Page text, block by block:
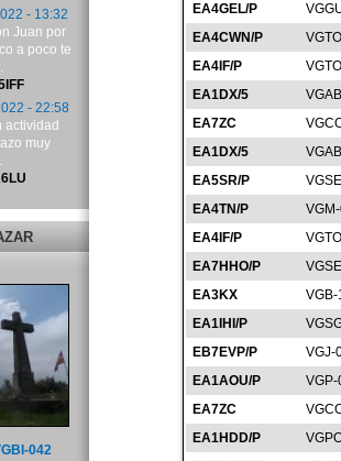
EA4GEL/P
EA4CWN/P
EA4IF/P
EA1DX/5
EA7ZC
EA1DX/5
EA5SR/P
EA4TN/P
EA4IF/P
EA7HHO/P
EA3KX
EA1IHI/P
EB7EVP/P
VGJ-
EA1AOU/P
EA7ZC
EA1HDD/P
- 13:32
Juan por
a poco te
- 22:58
actividad
muy
042